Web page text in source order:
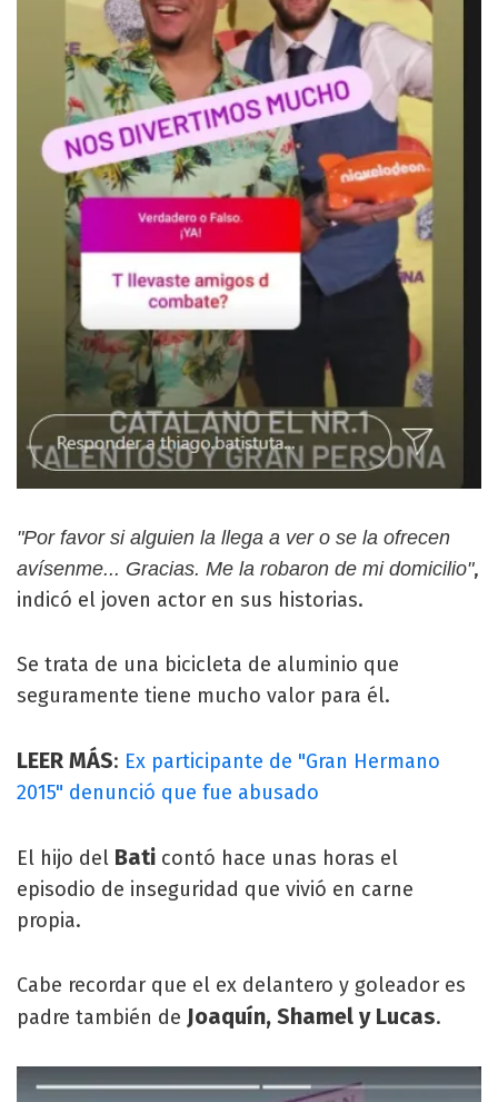
"Por favor si alguien la llega a ver o se la ofrecen
avísenme... Gracias. Me la robaron de mi domicilio",
indicó el joven actor en sus historias.
Se trata de una bicicleta de aluminio que
seguramente tiene mucho valor para él.
LEER MÁS: Ex participante de "Gran Hermano
2015" denunció que fue abusado
El hijo del Bati contó hace unas horas el
episodio de inseguridad que vivió en carne
propia.
Cabe recordar que el ex delantero y goleador es
padre también de Joaquín, Shamel y Lucas.